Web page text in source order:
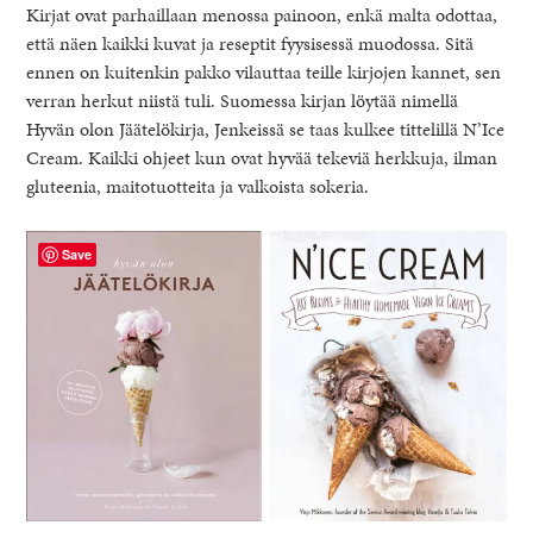
Kirjat ovat parhaillaan menossa painoon, enkä malta odottaa,
että näen kaikki kuvat ja reseptit fyysisessä muodossa. Sitä
ennen on kuitenkin pakko vilauttaa teille kirjojen kannet, sen
verran herkut niistä tuli. Suomessa kirjan löytää nimellä
Hyvän olon Jäätelökirja, Jenkeissä se taas kulkee tittelillä N’Ice
Cream. Kaikki ohjeet kun ovat hyvää tekeviä herkkuja, ilman
gluteenia, maitotuotteita ja valkoista sokeria.
Save